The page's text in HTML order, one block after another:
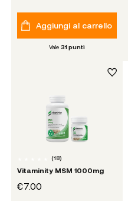
Aggiungi al carrello
Vale 31punti
(18)
Vitaminity MSM 1000mg
€7.00